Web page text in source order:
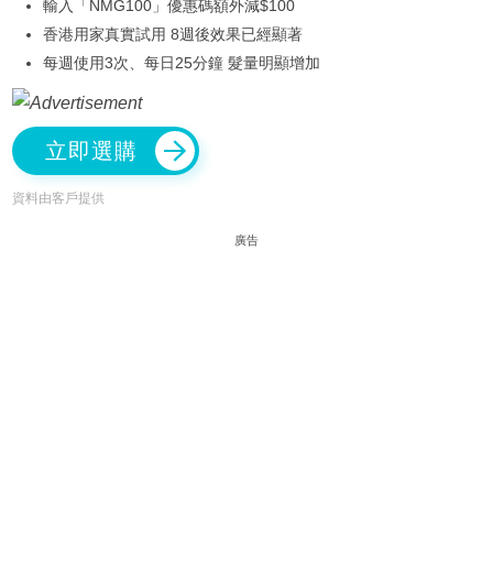
輸入「NMG100」優惠碼額外減$100
香港用家真實試用 8週後效果已經顯著
每週使用3次、每日25分鐘 髮量明顯增加
立即選購
資料由客戶提供
廣告